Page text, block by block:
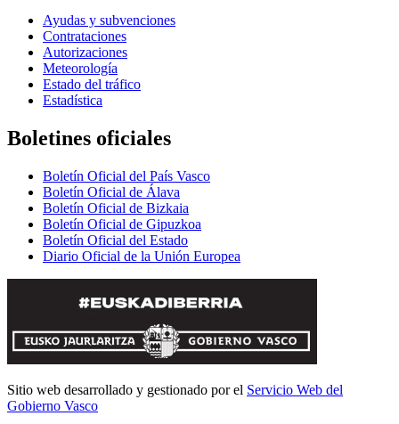
Ayudas y subvenciones
Contrataciones
Autorizaciones
Meteorología
Estado del tráfico
Estadística
Boletines oficiales
Boletín Oficial del País Vasco
Boletín Oficial de Álava
Boletín Oficial de Bizkaia
Boletín Oficial de Gipuzkoa
Boletín Oficial del Estado
Diario Oficial de la Unión Europea
Sitio web desarrollado y gestionado por el Servicio Web del
Gobierno Vasco